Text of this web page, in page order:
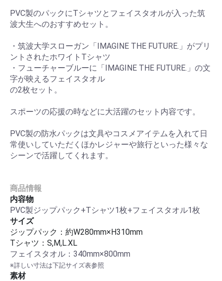
PVC製のパックにTシャツとフェイスタオルが入った筑
波大生へのおすすめセット。
・筑波大学スローガン「IMAGINE THE FUTURE.」がプリ
ントされたホワイトTシャツ
・フューチャーブルーに「IMAGINE THE FUTURE.」の文
字が映えるフェイスタオル
の2枚セット。
スポーツの応援の時などに大活躍のセット内容です。
PVC製の防水パックは文具やコスメアイテムを入れて日
常使いしていただくほかレジャーや旅行といった様々な
シーンで活躍してくれます。
商品情報
内容物
PVC製ジップパック+Tシャツ1枚+フェイスタオル1枚
サイズ
ジップパック：約W280mm×H310mm
Tシャツ：S,M,L.XL
フェイスタオル：340mm×800mm
※詳しい寸法は下記サイズ表参照
素材